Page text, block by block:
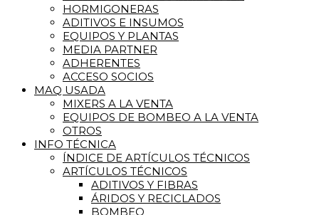
HORMIGONERAS
ADITIVOS E INSUMOS
EQUIPOS Y PLANTAS
MEDIA PARTNER
ADHERENTES
ACCESO SOCIOS
MAQ USADA
MIXERS A LA VENTA
EQUIPOS DE BOMBEO A LA VENTA
OTROS
INFO TÉCNICA
ÍNDICE DE ARTÍCULOS TÉCNICOS
ARTÍCULOS TÉCNICOS
ADITIVOS Y FIBRAS
ÁRIDOS Y RECICLADOS
BOMBEO